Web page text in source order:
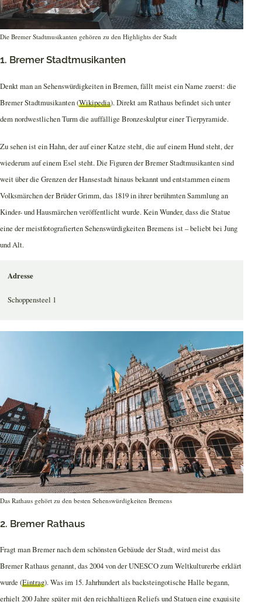
Die Bremer Stadtmusikanten gehören zu den Highlights der Stadt
1. Bremer Stadtmusikanten
Denkt man an Sehenswürdigkeiten in Bremen, fällt meist ein Name zuerst: die
Bremer Stadtmusikanten (Wikipedia). Direkt am Rathaus befindet sich unter
dem nordwestlichen Turm die auffällige Bronzeskulptur einer Tierpyramide.
Zu sehen ist ein Hahn, der auf einer Katze steht, die auf einem Hund steht, der
wiederum auf einem Esel steht. Die Figuren der Bremer Stadtmusikanten sind
weit über die Grenzen der Hansestadt hinaus bekannt und entstammen einem
Volksmärchen der Brüder Grimm, das 1819 in ihrer berühmten Sammlung an
Kinder- und Hausmärchen veröffentlicht wurde. Kein Wunder, dass die Statue
eine der meistfotografierten Sehenswürdigkeiten Bremens ist – beliebt bei Jung
und Alt.
Adresse
Schoppensteel 1
Das Rathaus gehört zu den besten Sehenswürdigkeiten Bremens
2. Bremer Rathaus
Fragt man Bremer nach dem schönsten Gebäude der Stadt, wird meist das
Bremer Rathaus genannt, das 2004 von der UNESCO zum Weltkulturerbe erklärt
wurde (Eintrag). Was im 15. Jahrhundert als backsteingotische Halle begann,
erhielt 200 Jahre später mit den reichhaltigen Reliefs und Statuen eine exquisite